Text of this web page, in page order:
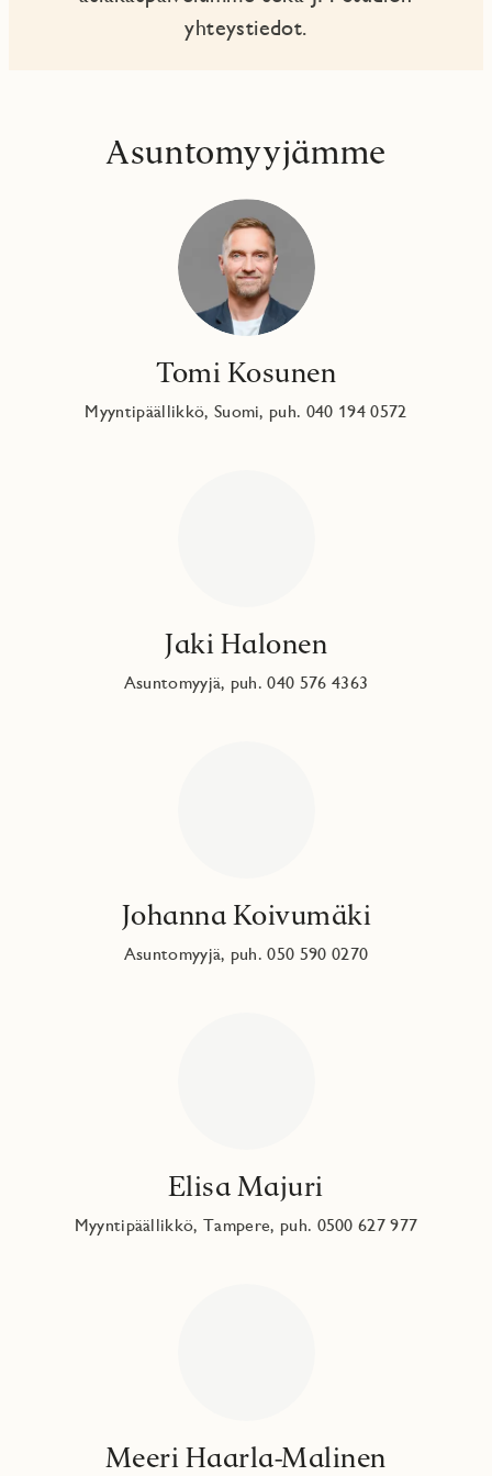
yhteystiedot.
Asuntomyyjämme
Tomi Kosunen
Myyntipäällikkö, Suomi, puh. 040 194 0572
Jaki Halonen
Asuntomyyjä, puh. 040 576 4363
Johanna Koivumäki
Asuntomyyjä, puh. 050 590 0270
Elisa Majuri
Myyntipäällikkö, Tampere, puh. 0500 627 977
Meeri Haarla-Malinen